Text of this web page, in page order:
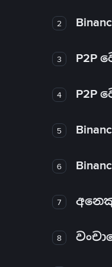
2
3 P2P
4 P2P
5
6
7
8